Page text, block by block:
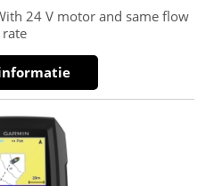
24 V motor and same flow
rate